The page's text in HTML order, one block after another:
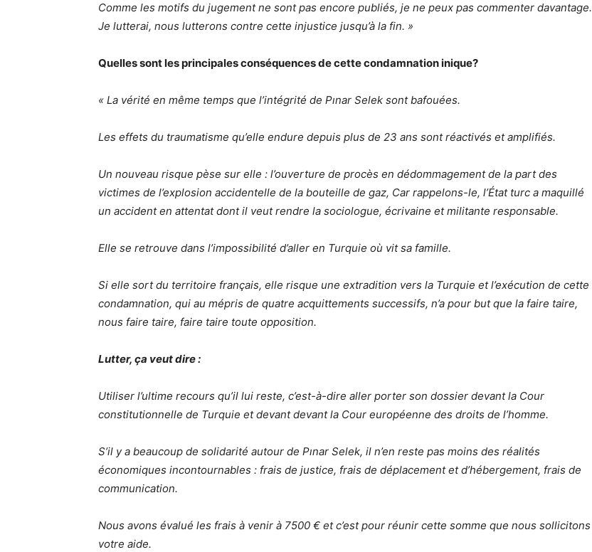
Comme les motifs du jugement ne sont pas encore publiés, je ne peux pas commenter davantage.
Je lutterai, nous lutterons contre cette injustice jusqu’à la fin. »
Quelles sont les principales conséquences de cette condamnation inique?
« La vérité en même temps que l’intégrité de Pınar Selek sont bafouées.
Les effets du traumatisme qu’elle endure depuis plus de 23 ans sont réactivés et amplifiés.
Un nouveau risque pèse sur elle : l’ouverture de procès en dédommagement de la part des
victimes de l’explosion accidentelle de la bouteille de gaz, Car rappelons-le, l’État turc a maquillé
un accident en attentat dont il veut rendre la sociologue, écrivaine et militante responsable.
Elle se retrouve dans l’impossibilité d’aller en Turquie où vit sa famille.
Si elle sort du territoire français, elle risque une extradition vers la Turquie et l’exécution de cette
condamnation, qui au mépris de quatre acquittements successifs, n’a pour but que la faire taire,
nous faire taire, faire taire toute opposition.
Lutter, ça veut dire :
Utiliser l’ultime recours qu’il lui reste, c’est-à-dire aller porter son dossier devant la Cour
constitutionnelle de Turquie et devant devant la Cour européenne des droits de l’homme.
S’il y a beaucoup de solidarité autour de Pınar Selek, il n’en reste pas moins des réalités
économiques incontournables : frais de justice, frais de déplacement et d’hébergement, frais de
communication.
Nous avons évalué les frais à venir à 7500 € et c’est pour réunir cette somme que nous sollicitons
votre aide.